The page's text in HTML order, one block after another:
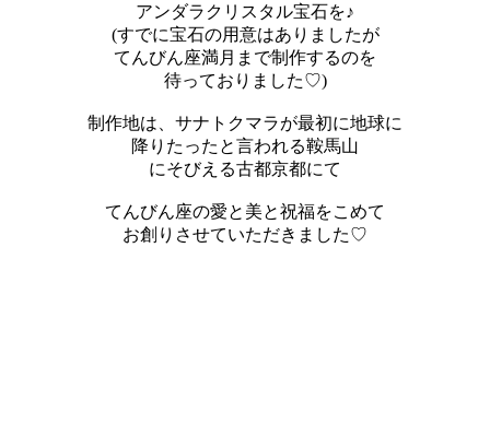
アンダラクリスタル宝石を♪
(すでに宝石の用意はありましたが
てんびん座満月まで制作するのを
待っておりました♡)
制作地は、サナトクマラが最初に地球に
降りたったと言われる鞍馬山
にそびえる古都京都にて
てんびん座の愛と美と祝福をこめて
お創りさせていただきました♡